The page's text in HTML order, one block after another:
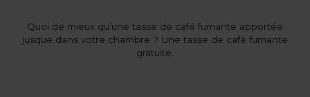
Quoi de mieux qu’une tasse de café fumante apportée
jusque dans votre chambre ? Une tasse de café fumante
gratuite.